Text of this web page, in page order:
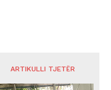
ARTIKULLI TJETËR